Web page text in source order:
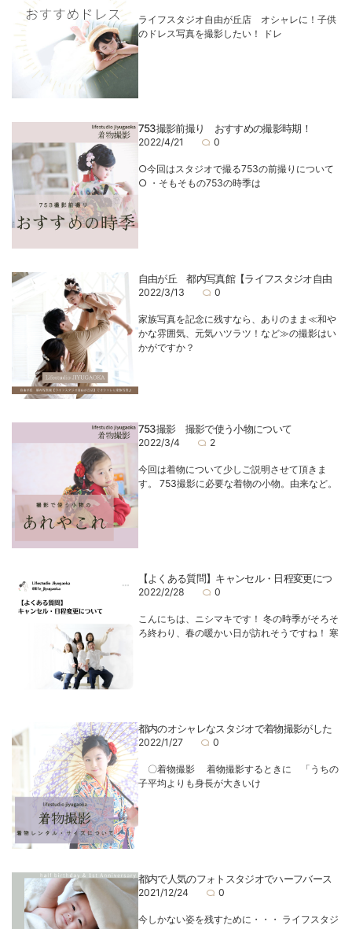
ライフスタジオ自由が丘店 オシャレに！子供
のドレス写真を撮影したい！ ドレ
753撮影前撮り おすすめの撮影時期！
2022/4/21 0
○今回はスタジオで撮る753の前撮りについて
○ ・そもそもの753の時季は
自由が丘 都内写真館【ライフスタジオ自由
2022/3/13 0
家族写真を記念に残すなら、ありのまま≪和や
かな雰囲気、元気ハツラツ！など≫の撮影はい
かがですか？
753撮影 撮影で使う小物について
2022/3/4 2
今回は着物について少しご説明させて頂きま
す。 753撮影に必要な着物の小物。由来など。
【よくある質問】キャンセル・日程変更につ
2022/2/28 0
こんにちは、ニシマキです！ 冬の時季がそろそ
ろ終わり、春の暖かい日が訪れそうですね！ 寒
都内のオシャレなスタジオで着物撮影がした
2022/1/27 0
〇着物撮影 着物撮影するときに 「うちの
子平均よりも身長が大きいけ
都内で人気のフォトスタジオでハーフバース
2021/12/24 0
今しかない姿を残すために・・・ ライフスタジ